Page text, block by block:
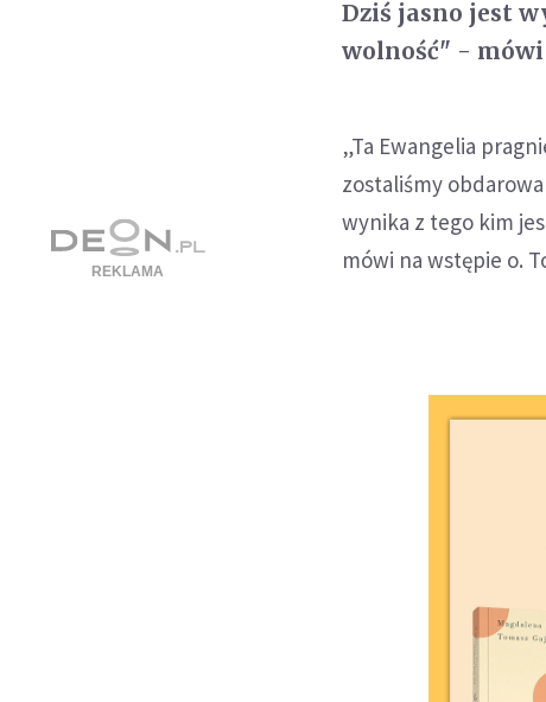
Dziś jasno jest
wolność" -
„Ta Ewangelia
zostaliśmy
wynika z tego kim
mówi na wstępie o.